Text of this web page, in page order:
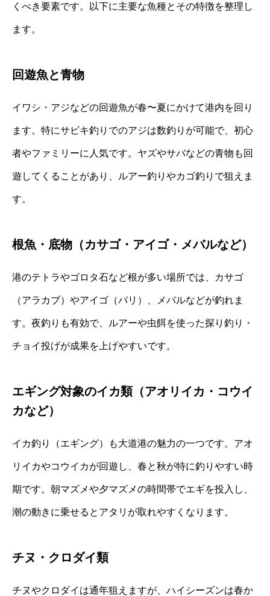
くべき要素です。以下に主要な魚種とその特徴を整理し
ます。
回遊魚と青物
イワシ・アジなどの回遊魚が春〜夏にかけて港内を回り
ます。特にサビキ釣りでのアジは数釣りが可能で、初心
者やファミリーに人気です。ヤズやサバなどの青物も回
遊してくることがあり、ルアー釣りやカゴ釣りで狙えま
す。
根魚・底物（カサゴ・アイゴ・メバルなど）
港のテトラやゴロタ石など根が多い場所では、カサゴ
（アラカブ）やアイゴ（バリ）、メバルなどが釣れま
す。夜釣りも有効で、ルアーや虫餌を使った探り釣り・
チョイ投げが成果を上げやすいです。
エギング対象のイカ類（アオリイカ・コウイ
カなど）
イカ釣り（エギング）も大道港の魅力の一つです。アオ
リイカやコウイカが回遊し、春と秋が特に釣りやすい時
期です。朝マズメや夕マズメの時間帯でエギを投入し、
潮の動きに乗せるとアタリが取れやすくなります。
チヌ・クロダイ類
チヌやクロダイは通年狙えますが、ハイシーズンは春か